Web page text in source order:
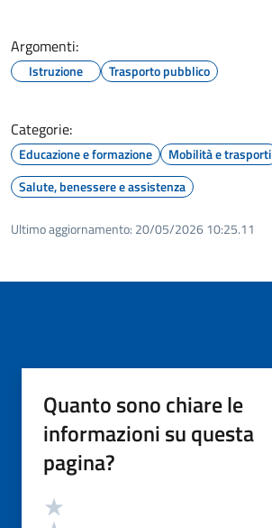
Argomenti:
Istruzione Trasporto pubblico
Categorie:
Educazione e formazione
Mobilità e trasporti
Salute, benessere e assistenza
Ultimo aggiornamento: 20/05/2026 10:25.11
Quanto sono chiare le
informazioni su questa
pagina?
Valutazione